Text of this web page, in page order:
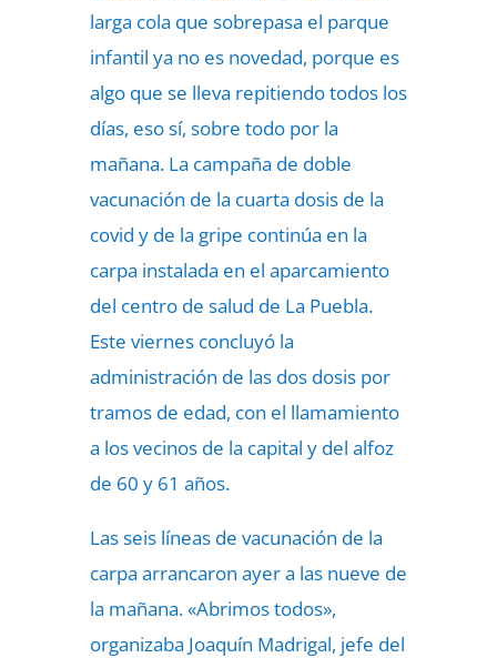
larga cola que sobrepasa el parque
infantil ya no es novedad, porque es
algo que se lleva repitiendo todos los
días, eso sí, sobre todo por la
mañana. La campaña de doble
vacunación de la cuarta dosis de la
covid y de la gripe continúa en la
carpa instalada en el aparcamiento
del centro de salud de La Puebla.
Este viernes concluyó la
administración de las dos dosis por
tramos de edad, con el llamamiento
a los vecinos de la capital y del alfoz
de 60 y 61 años.
Las seis líneas de vacunación de la
carpa arrancaron ayer a las nueve de
la mañana. «Abrimos todos»,
organizaba Joaquín Madrigal, jefe del